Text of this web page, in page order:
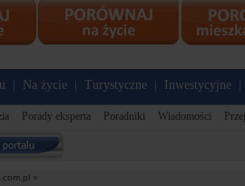
Na życie Turystyczne Inwestycyjne
Porady eksperta Poradniki Wiadomości
»